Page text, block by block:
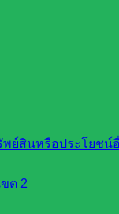
ย์สินหรือประโยชน์
ต 2